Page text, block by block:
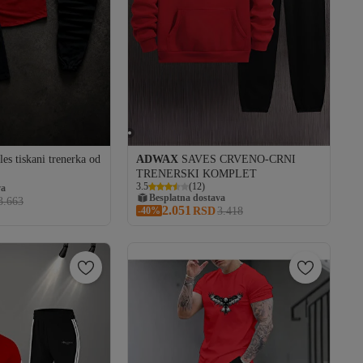
tiskani trenerka od
ADWAX SAVES CRVENO-CRNI
TRENERSKI KOMPLET
3.5 (12)
Besplatna dostava
102 RSD kupon
Besplatna dostava
-40% 2.051 RSD3.418